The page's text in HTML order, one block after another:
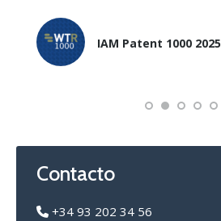
IAM Patent 1000 2025
Contacto
+34 93 202 34 56